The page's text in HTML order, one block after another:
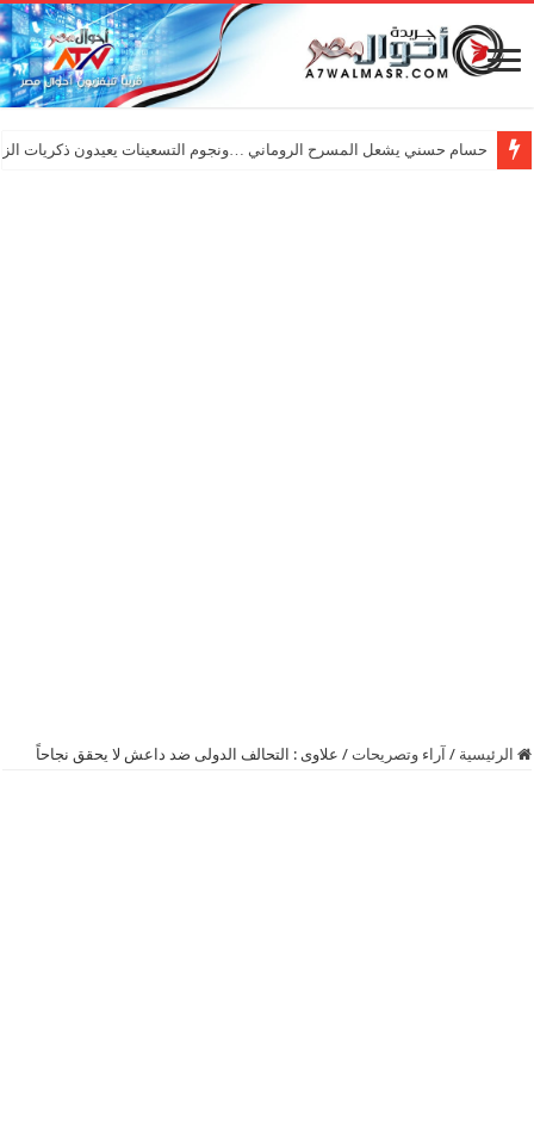
حسام حسني يشعل المسرح الروماني …ونجوم التسعينات يعيدون ذكريات
الرئيسية / آراء وتصريحات / علاوى : التحالف الدولى ضد ‫‏داعش‬ لا يحقق نجاحاً